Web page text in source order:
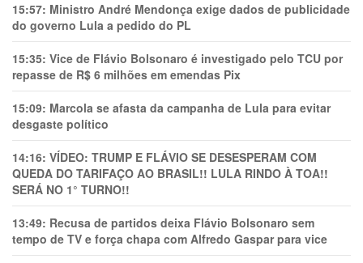
15:57: Ministro André Mendonça exige dados de publicidade
do governo Lula a pedido do PL
15:35: Vice de Flávio Bolsonaro é investigado pelo TCU por
repasse de R$ 6 milhões em emendas Pix
15:09: Marcola se afasta da campanha de Lula para evitar
desgaste político
14:16: VÍDEO: TRUMP E FLÁVIO SE DESESPERAM COM
QUEDA DO TARIFAÇO AO BRASIL!! LULA RINDO À TOA!!
SERÁ NO 1° TURNO!!
13:49: Recusa de partidos deixa Flávio Bolsonaro sem
tempo de TV e força chapa com Alfredo Gaspar para vice